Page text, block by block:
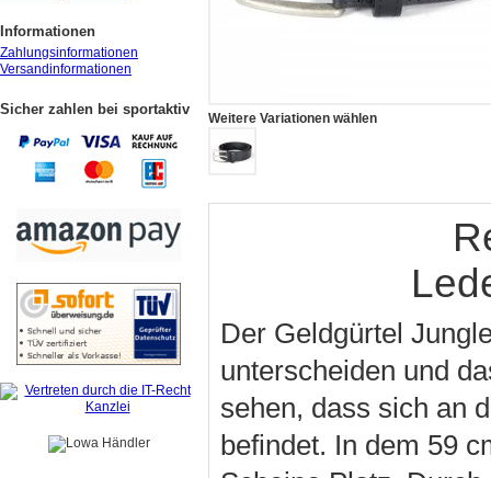
Weitere Variationen wählen
Der Geldgürtel
unterscheiden und
sehen, dass sich an
befindet. In dem 59
Informationen
Zahlungsinformationen
Versandinformationen
Sicher zahlen bei sportaktiv